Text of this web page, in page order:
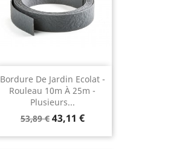
Bordure De Jardin Ecolat -
Rouleau 10m À 25m -
Plusieurs...
Prix
base
53,89 € Prix
43,11 €